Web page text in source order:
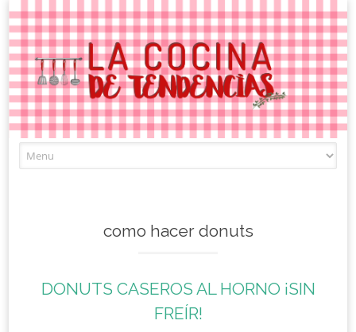
to
como hacer donuts
DONUTS CASEROS AL HORNO ¡SIN
FREÍR!